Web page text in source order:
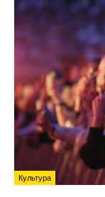
Культура